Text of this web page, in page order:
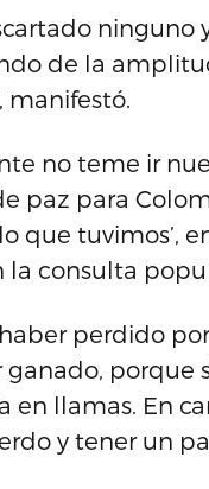
ninguno
de la
manifestó.
no teme ir
paz para
que tuvimos’,
la consulta
haber perdido
porque
en llamas. En
y tener un